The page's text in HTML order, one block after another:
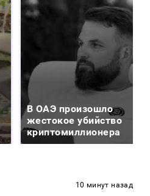
В ОАЭ произошло
жестокое убийство
криптомиллионера
10 минут назад